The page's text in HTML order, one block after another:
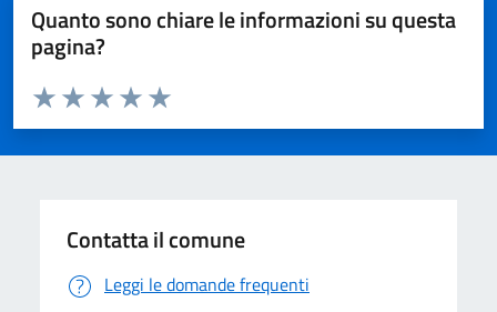
Quanto sono chiare le informazioni su questa
pagina?
Domanda
Valuta da 1 a 5 stelle la pagina
Valuta 5 stelle su 5
Valuta 4 stelle su 5
Valuta 3 stelle su 5
Valuta 2 stelle su 5
Valuta 1 stelle su 5
Contatta il comune
Leggi le domande frequenti